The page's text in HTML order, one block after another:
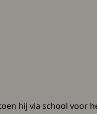
hij via school voor